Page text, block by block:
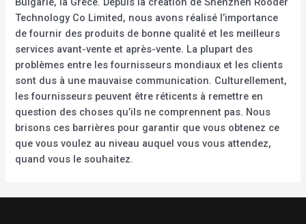
Technology Co Limited, nous avons réalisé l’importance
de fournir des produits de bonne qualité et les meilleurs
services avant-vente et après-vente. La plupart des
problèmes entre les fournisseurs mondiaux et les clients
sont dus à une mauvaise communication. Culturellement,
les fournisseurs peuvent être réticents à remettre en
question des choses qu’ils ne comprennent pas. Nous
brisons ces barrières pour garantir que vous obtenez ce
que vous voulez au niveau auquel vous vous attendez,
quand vous le souhaitez.